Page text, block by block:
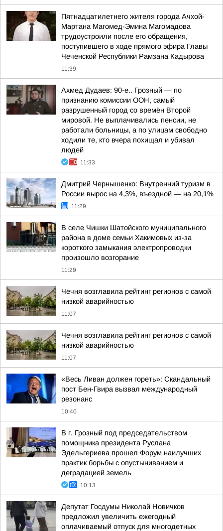
Пятнадцатилетнего жителя города Ачхой-
Мартана Магомед-Эмина Магомадова
трудоустроили после его обращения,
поступившего в ходе прямого эфира Главы
Чеченской Республики Рамзана Кадырова
11:39
Ахмед Дудаев: 90-е.. Грозный — по
признанию комиссии ООН, самый
разрушенный город со времён Второй
мировой. Не выплачивались пенсии, не
работали больницы, а по улицам свободно
ходили те, кто вчера похищал и убивал
людей
11:33
Дмитрий Чернышенко: Внутренний туризм в
России вырос на 4,3%, въездной — на 20,1%
11:29
В селе Чишки Шатойского муниципального
района в доме семьи Хакимовых из-за
короткого замыкания электропроводки
произошло возгорание
11:29
Чечня возглавила рейтинг регионов с самой
низкой аварийностью
11:07
Чечня возглавила рейтинг регионов с самой
низкой аварийностью
11:07
«Весь Ливан должен гореть»: Скандальный
пост Бен-Гвира вызвал международный
резонанс
10:40
В г. Грозный под председательством
помощника президента Руслана
Эдельгериева прошел Форум наилучших
практик борьбы с опустыниванием и
деградацией земель
10:13
Депутат Госдумы Николай Новичков
предложил увеличить ежегодный
оплачиваемый отпуск для многодетных